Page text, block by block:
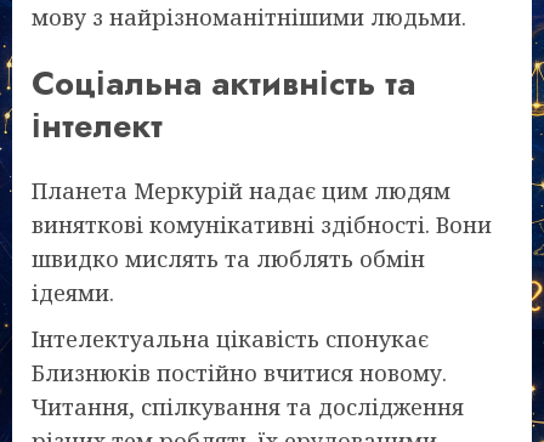
мову з найрізноманітнішими людьми.
Соціальна активність та
інтелект
Планета Меркурій надає цим людям
виняткові комунікативні здібності. Вони
швидко мислять та люблять обмін
ідеями.
Інтелектуальна цікавість спонукає
Близнюків постійно вчитися новому.
Читання, спілкування та дослідження